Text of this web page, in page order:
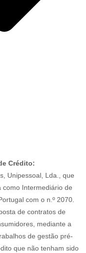
Crédito:
Unipessoal, Lda., que
como Intermediário de
com o n.º 2070.
de contratos de
mediante a
de gestão pré-
que não tenham sido